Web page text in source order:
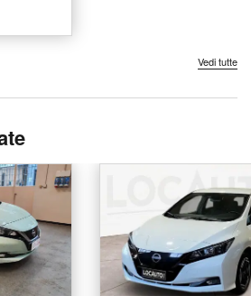
Vedi tutte